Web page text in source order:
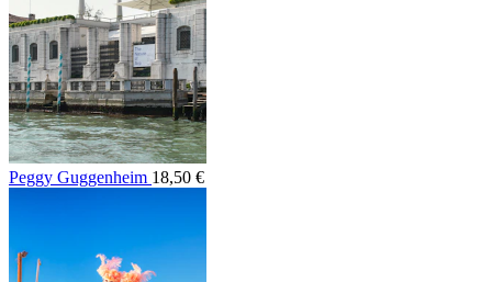
Peggy Guggenheim 18,50 €